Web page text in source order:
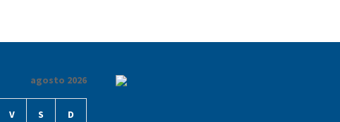
agosto 2026
V S D